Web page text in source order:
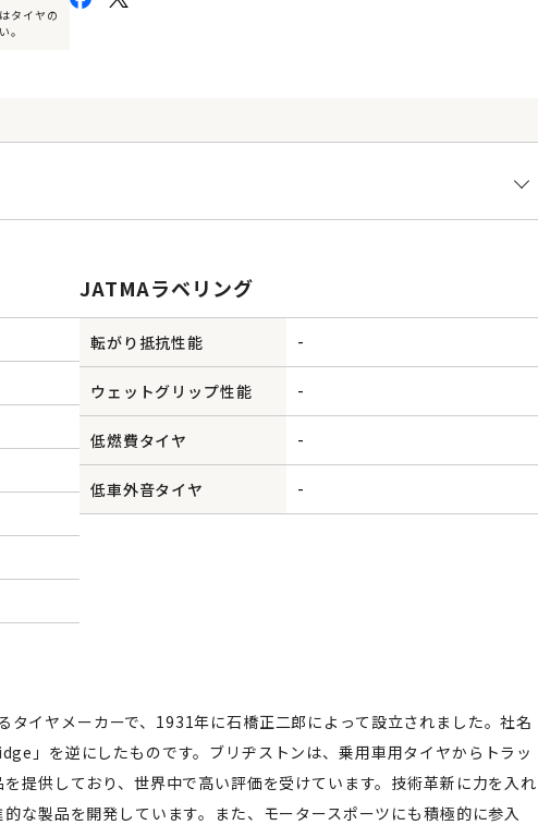
タイヤの
。
JATMAラベリング
転がり抵抗性能 -
ウェットグリップ性能 -
低燃費タイヤ -
低車外音タイヤ -
イヤメーカーで、1931年に石橋正二郎によって設立されました。社名
」を逆にしたものです。ブリヂストンは、乗用車用タイヤからトラッ
提供しており、世界中で高い評価を受けています。技術革新に力を入れ
な製品を開発しています。また、モータースポーツにも積極的に参入